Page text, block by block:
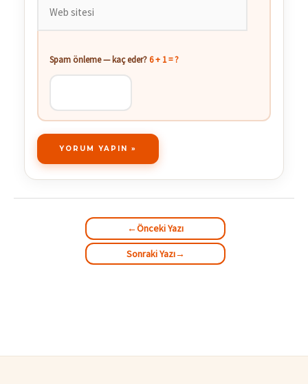
Spam önleme — kaç eder?6 + 1 = ?
←Önceki Yazı
Sonraki Yazı→